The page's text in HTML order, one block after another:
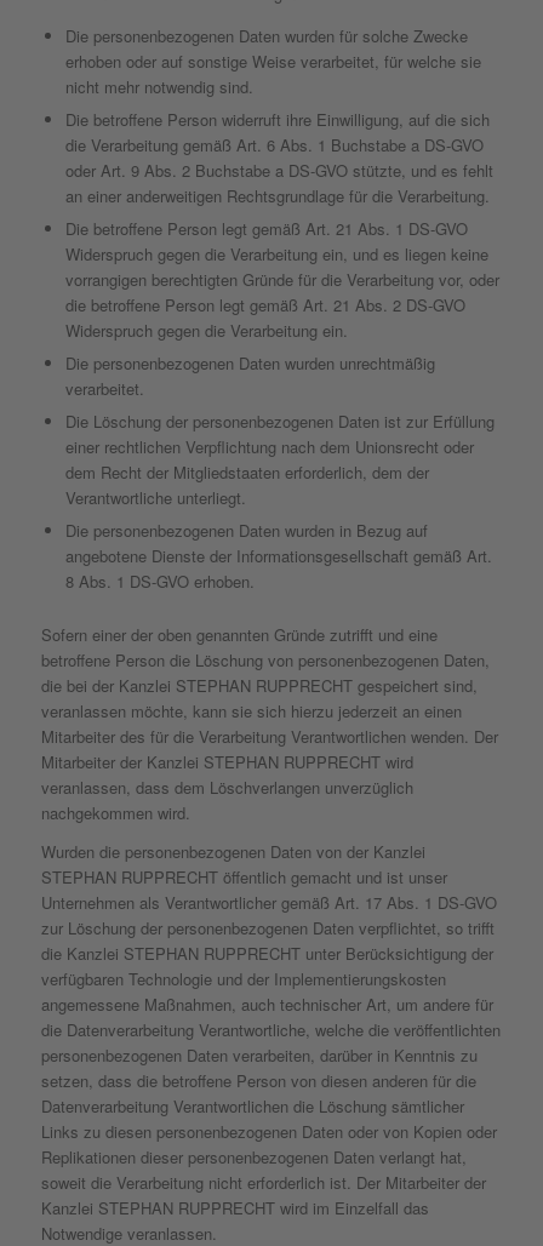
Die personenbezogenen Daten wurden für solche Zwecke
erhoben oder auf sonstige Weise verarbeitet, für welche sie
nicht mehr notwendig sind.
Die betroffene Person widerruft ihre Einwilligung, auf die sich
die Verarbeitung gemäß Art. 6 Abs. 1 Buchstabe a DS-GVO
oder Art. 9 Abs. 2 Buchstabe a DS-GVO stützte, und es fehlt
an einer anderweitigen Rechtsgrundlage für die Verarbeitung.
Die betroffene Person legt gemäß Art. 21 Abs. 1 DS-GVO
Widerspruch gegen die Verarbeitung ein, und es liegen keine
vorrangigen berechtigten Gründe für die Verarbeitung vor, oder
die betroffene Person legt gemäß Art. 21 Abs. 2 DS-GVO
Widerspruch gegen die Verarbeitung ein.
Die personenbezogenen Daten wurden unrechtmäßig
verarbeitet.
Die Löschung der personenbezogenen Daten ist zur Erfüllung
einer rechtlichen Verpflichtung nach dem Unionsrecht oder
dem Recht der Mitgliedstaaten erforderlich, dem der
Verantwortliche unterliegt.
Die personenbezogenen Daten wurden in Bezug auf
angebotene Dienste der Informationsgesellschaft gemäß Art.
8 Abs. 1 DS-GVO erhoben.
Sofern einer der oben genannten Gründe zutrifft und eine
betroffene Person die Löschung von personenbezogenen Daten,
die bei der Kanzlei STEPHAN RUPPRECHT gespeichert sind,
veranlassen möchte, kann sie sich hierzu jederzeit an einen
Mitarbeiter des für die Verarbeitung Verantwortlichen wenden. Der
Mitarbeiter der Kanzlei STEPHAN RUPPRECHT wird
veranlassen, dass dem Löschverlangen unverzüglich
nachgekommen wird.
Wurden die personenbezogenen Daten von der Kanzlei
STEPHAN RUPPRECHT öffentlich gemacht und ist unser
Unternehmen als Verantwortlicher gemäß Art. 17 Abs. 1 DS-GVO
zur Löschung der personenbezogenen Daten verpflichtet, so trifft
die Kanzlei STEPHAN RUPPRECHT unter Berücksichtigung der
verfügbaren Technologie und der Implementierungskosten
angemessene Maßnahmen, auch technischer Art, um andere für
die Datenverarbeitung Verantwortliche, welche die veröffentlichten
personenbezogenen Daten verarbeiten, darüber in Kenntnis zu
setzen, dass die betroffene Person von diesen anderen für die
Datenverarbeitung Verantwortlichen die Löschung sämtlicher
Links zu diesen personenbezogenen Daten oder von Kopien oder
Replikationen dieser personenbezogenen Daten verlangt hat,
soweit die Verarbeitung nicht erforderlich ist. Der Mitarbeiter der
Kanzlei STEPHAN RUPPRECHT wird im Einzelfall das
Notwendige veranlassen.